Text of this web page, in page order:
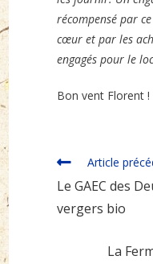
récompensé par
cœur et par les
engagés pour le
Bon vent Florent !
Read
articles
Article
Le GAEC des
vergers bio
La